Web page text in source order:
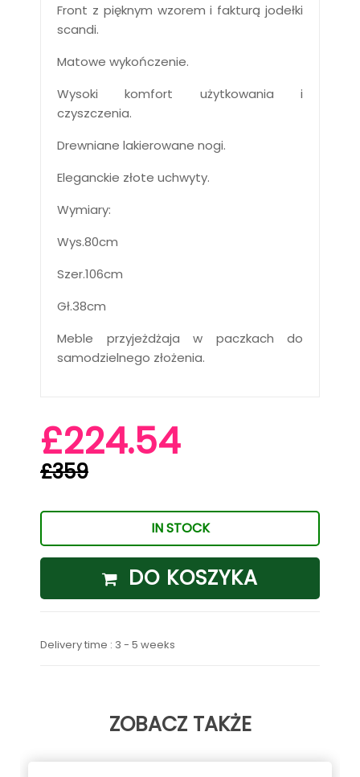
Front z pięknym wzorem i fakturą jodełki
scandi.
Matowe wykończenie.
Wysoki komfort użytkowania i
czyszczenia.
Drewniane lakierowane nogi.
Eleganckie złote uchwyty.
Wymiary:
Wys.80cm
Szer.106cm
Gł.38cm
Meble przyjeżdżaja w paczkach do
samodzielnego złożenia.
£224.54
£359
IN STOCK
DO KOSZYKA
Delivery time : 3 - 5 weeks
ZOBACZ TAKŻE